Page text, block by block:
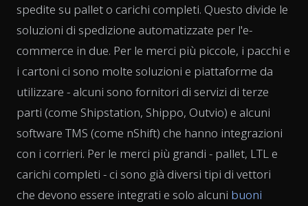
spedite su pallet o carichi completi. Questo divide le
soluzioni di spedizione automatizzate per l'e-
commerce in due. Per le merci più piccole, i pacchi e
i cartoni ci sono molte soluzioni e piattaforme da
utilizzare - alcuni sono fornitori di servizi di terze
parti (come Shipstation, Shippo, Outvio) e alcuni
software TMS (come nShift) che hanno integrazioni
con i corrieri. Per le merci più grandi - pallet, LTL e
carichi completi - ci sono già diversi tipi di vettori
che devono essere integrati e solo alcuni buoni